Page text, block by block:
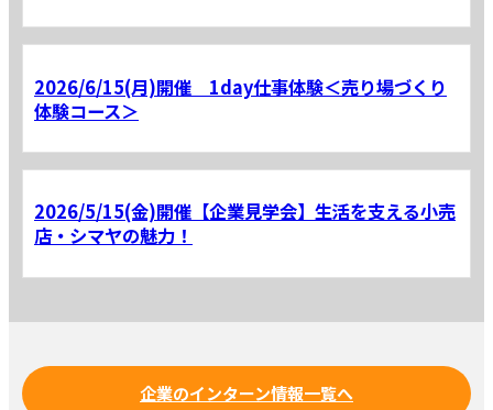
2026/6/15(月)開催 1day仕事体験＜売り場づくり
体験コース＞
2026/5/15(金)開催【企業見学会】生活を支える小売
店・シマヤの魅力！
企業のインターン情報一覧へ